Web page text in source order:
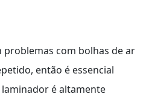
com bolhas de ar
então é essencial
é altamente